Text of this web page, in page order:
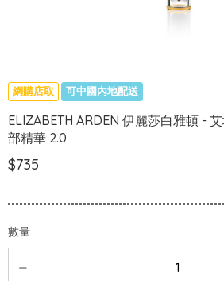
網購店取 可中國內地配送
ELIZABETH ARDEN 伊麗莎白雅頓 -
部精華 2.0
$735
數量